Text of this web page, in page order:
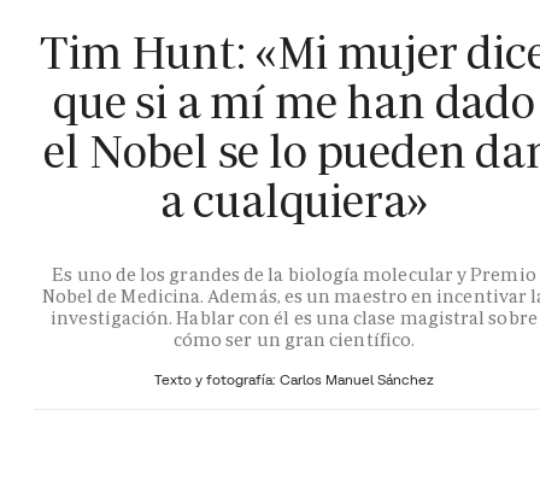
Tim Hunt: «Mi mujer
que si a mí me han dado
el Nobel se lo pueden
a cualquiera»
Es uno de los grandes de la biología molecular y Premio
Nobel de Medicina. Además, es un maestro en incentivar
investigación. Hablar con él es una clase magistral sobre
cómo ser un gran científico.
Texto y fotografía: Carlos Manuel Sánchez